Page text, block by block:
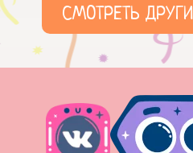
СМОТРЕТЬ